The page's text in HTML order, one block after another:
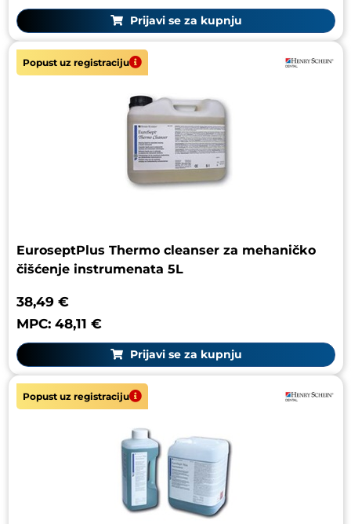
Prijavi se za kupnju
Popust uz registraciju
EuroseptPlus Thermo cleanser za mehaničko
čišćenje instrumenata 5L
38,49 €
MPC: 48,11 €
Prijavi se za kupnju
Popust uz registraciju